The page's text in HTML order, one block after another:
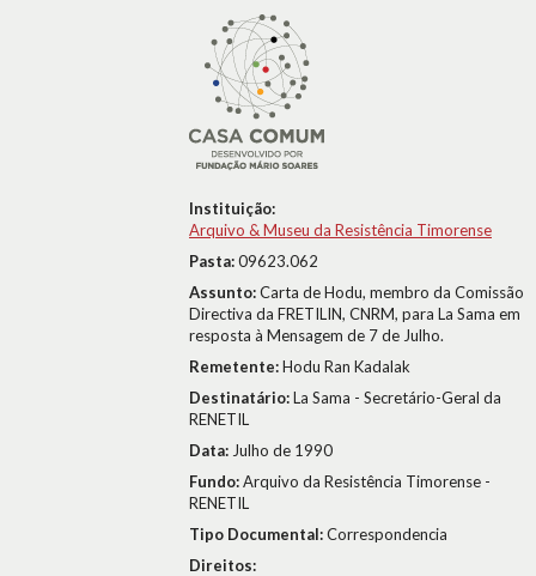
Instituição:
Arquivo & Museu da Resistência Timorense
Pasta:09623.062
Assunto:Carta de Hodu, membro da Comissão
Directiva da FRETILIN, CNRM, para La Sama em
resposta à Mensagem de 7 de Julho.
Remetente:Hodu Ran Kadalak
Destinatário:La Sama - Secretário-Geral da
RENETIL
Data: Julho de 1990
Fundo:Arquivo da Resistência Timorense -
RENETIL
Tipo Documental:Correspondencia
Direitos: